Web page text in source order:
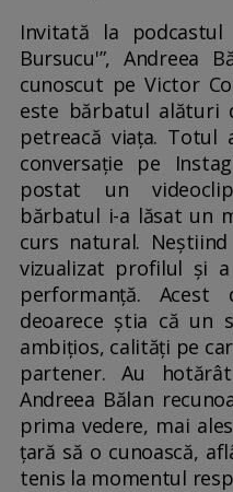
Invitată la podcastul
Bursucu'”, Andreea
cunoscut pe Victor
este bărbatul alături
petreacă viața.
conversație pe
postat un
bărbatul i-a lăsat un
curs natural.
vizualizat profilul și
performanță. Acest
deoarece știa că un
ambițios, calități pe
partener. Au
Andreea Bălan
prima vedere, mai
țară să o cunoască,
tenis la momentul